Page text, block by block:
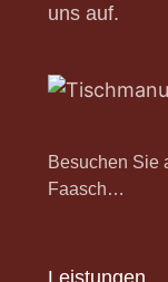
uns auf.
Besuchen Sie
Faasch…
Leistungen